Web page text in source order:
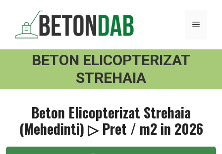
conținut
BETON ELICOPTERIZAT
STREHAIA
Beton Elicopterizat Strehaia
(Mehedinti) ▷ Pret / m2 in 2026